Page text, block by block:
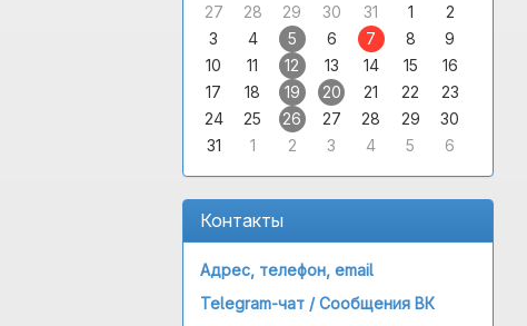
27
28 29 30 31 1
2
3
4 5 6 7 8
9
10
11 12 13 14 15
16
17
18 19 20 21 22
23
24
25 26 27 28 29
30
31
1 2 3 4 5 6
Контакты
Адрес, телефон, email
Telegram-чат /Сообщения ВК